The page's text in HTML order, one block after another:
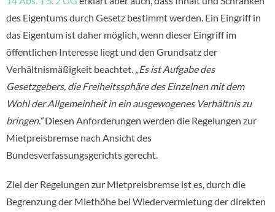
des Eigentums durch Gesetz bestimmt werden. Ein Eingriff in
das Eigentum ist daher möglich, wenn dieser Eingriff im
öffentlichen Interesse liegt und den Grundsatz der
Verhältnismäßigkeit beachtet. „Es ist Aufgabe des
Gesetzgebers, die Freiheitssphäre des Einzelnen mit dem
Wohl der Allgemeinheit in ein ausgewogenes Verhältnis zu
bringen.“Diesen Anforderungen werden die Regelungen zur
Mietpreisbremse nach Ansicht des
Bundesverfassungsgerichts gerecht.
Ziel der Regelungen zur Mietpreisbremse ist es, durch die
Begrenzung der Miethöhe bei Wiedervermietung der direkten